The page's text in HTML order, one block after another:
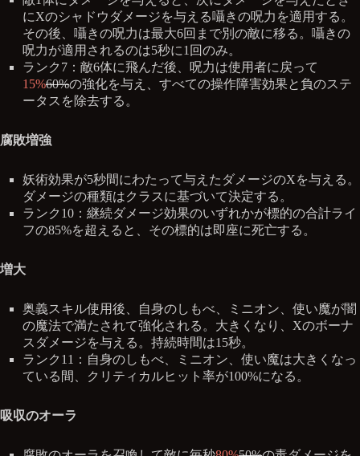
にXのシャドウダメージを与える囁きの呪力を適用する。
その後、囁きの呪力は最大6回まで別の敵に移る。囁きの
呪力が適用されるのは5秒に1回のみ。
ランク7：敵6体に飛んだ後、呪力は使用者に戻って
15%60%の強化を与え、すべての操作障害効果と負のステ
ータスを除去する。
腐敗増強
妖術効果が5秒間にわたって与えたダメージのXを与える。
ダメージの種類はクラスに基づいて決定する。
ランク10：継続ダメージ効果のいずれかが標的の合計ライ
フの85%を超えると、その標的は即座に死亡する。
増大
奥義スキル使用後、自身のしもべ、ミニオン、使い魔が闇
の魔法で満たされて強化される。大きくなり、Xのボーナ
スダメージを与える。持続時間は15秒。
ランク11：自身のしもべ、ミニオン、使い魔は大きくなっ
ている間、クリティカルヒット率が100%になる。
吸収のオーラ